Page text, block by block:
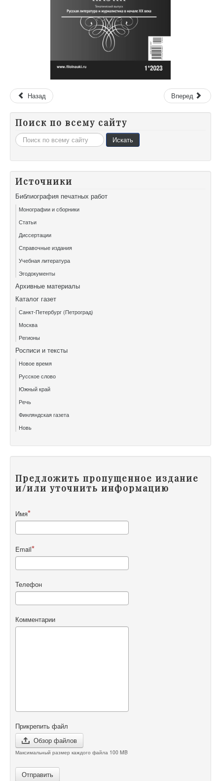
Назад Вперед
Поиск по всему сайту
Искать... Искать
Источники
Библиография печатных работ
Монографии и сборники
Статьи
Диссертации
Справочные издания
Учебная литература
Эгодокументы
Архивные материалы
Каталог газет
Санкт-Петербург (Петроград)
Москва
Регионы
Росписи и тексты
Новое время
Русское слово
Южный край
Речь
Финляндская газета
Новь
Предложить пропущенное издание
и/или уточнить информацию
Имя
Email
Телефон
Комментарии
Прикрепить файл
Обзор файлов
Максимальный размер каждого файла 100 MB
Отправить